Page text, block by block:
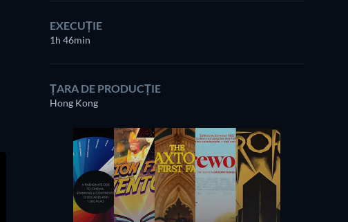
EXECUȚIE
1h 46min
ȚARA DE PRODUCȚIE
Hong Kong